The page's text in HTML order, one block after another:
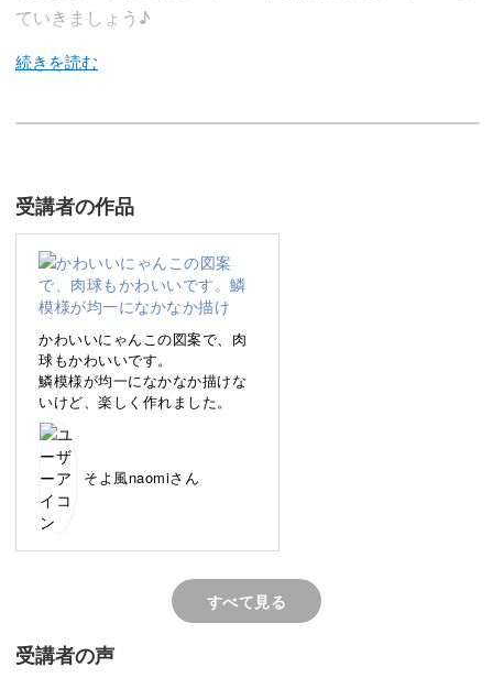
ていきましょう♪
プレートの中心にデザインされた猫の姿や周囲のうろこ模
様、金色の猫の足跡など、可愛い要素がたっぷりのプレー
ト。
ヨーロピアン食器の定番である、うろこ模様をペンワーク
と筆で描く方法をレッスンしていきます。
白磁にバランスよく分割する方法やパターンの作り方な
ど、本格的なポーセラーツのテクニックを盛り込んだ内容
となっていますよ。
◆下絵を写すときのポイント
受講者の作品
かわいいにゃんこの図案で、肉
球もかわいいです。
鱗模様が均一になかなか描けな
いけど、楽しく作れました。
そよ風naomiさん
すべて見る
受講者の声